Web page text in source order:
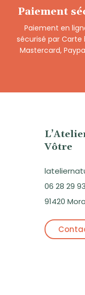
Paiement
Paiement en
sécurisé par Carte
Mastercard,
Vôtre
06 28 29
91420